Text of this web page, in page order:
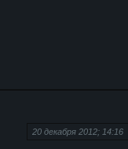
20 декабря 2012; 14:16